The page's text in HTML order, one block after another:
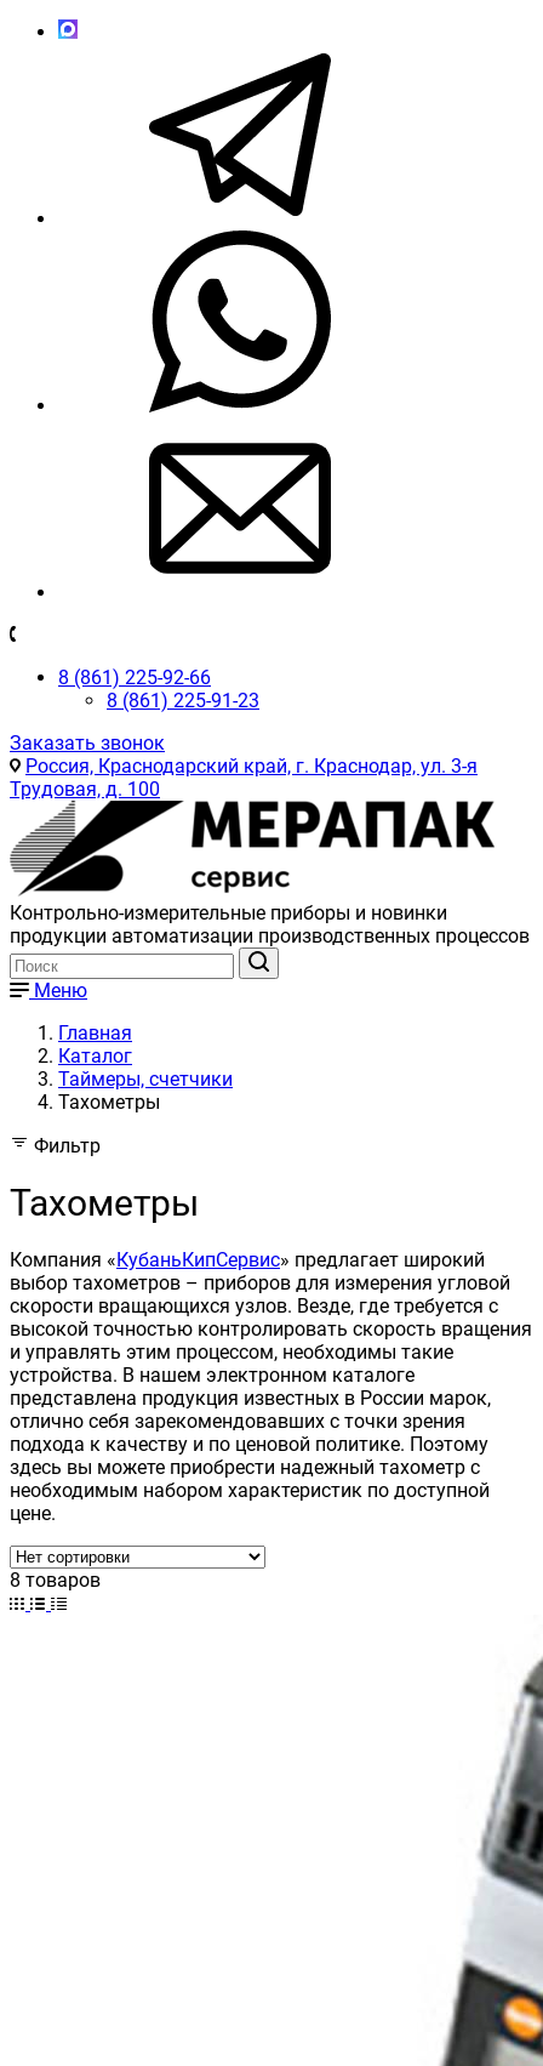
8 (861) 225-92-66
8 (861) 225-91-23
Заказать звонок
Россия, Краснодарский край, г. Краснодар, ул. 3-я
Трудовая, д. 100
Контрольно-измерительные приборы и новинки
продукции автоматизации производственных процессов
Меню
Главная
Каталог
Таймеры, счетчики
Тахометры
Фильтр
Тахометры
Компания «КубаньКипСервис» предлагает широкий
выбор тахометров – приборов для измерения угловой
скорости вращающихся узлов. Везде, где требуется с
высокой точностью контролировать скорость вращения
и управлять этим процессом, необходимы такие
устройства. В нашем электронном каталоге
представлена продукция известных в России марок,
отлично себя зарекомендовавших с точки зрения
подхода к качеству и по ценовой политике. Поэтому
здесь вы можете приобрести надежный тахометр с
необходимым набором характеристик по доступной
цене.
8 товаров